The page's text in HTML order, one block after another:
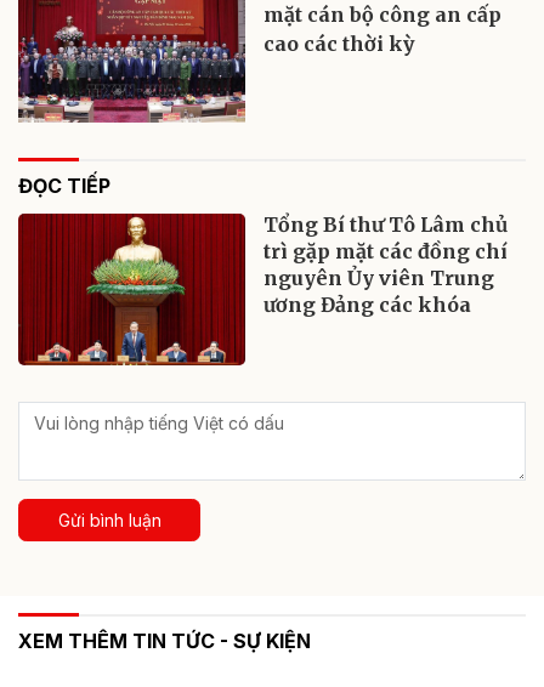
mặt cán bộ công an cấp
cao các thời kỳ
ĐỌC TIẾP
Tổng Bí thư Tô Lâm chủ
trì gặp mặt các đồng chí
nguyên Ủy viên Trung
ương Đảng các khóa
Gửi bình luận
XEM THÊM TIN TỨC - SỰ KIỆN